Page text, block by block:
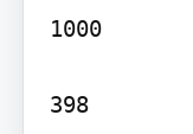
1000
398